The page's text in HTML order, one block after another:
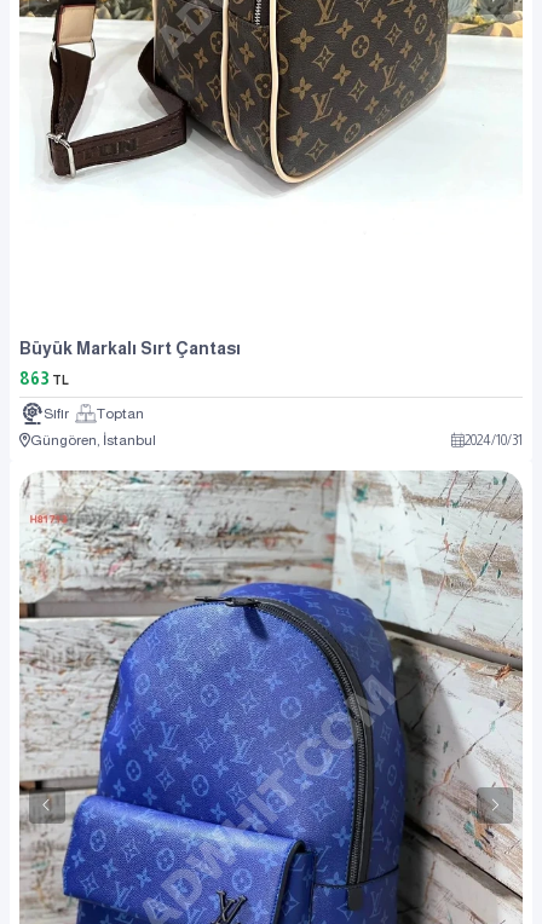
Büyük Markalı Sırt Çantası
863 TL
Sıfır
Toptan
Güngören, İstanbul
2024/10/31